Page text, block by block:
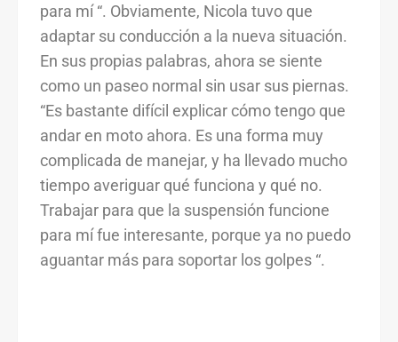
para mí “. Obviamente, Nicola tuvo que
adaptar su conducción a la nueva situación.
En sus propias palabras, ahora se siente
como un paseo normal sin usar sus piernas.
“Es bastante difícil explicar cómo tengo que
andar en moto ahora. Es una forma muy
complicada de manejar, y ha llevado mucho
tiempo averiguar qué funciona y qué no.
Trabajar para que la suspensión funcione
para mí fue interesante, porque ya no puedo
aguantar más para soportar los golpes “.